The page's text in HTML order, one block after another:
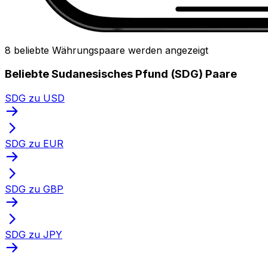
8 beliebte Währungspaare werden angezeigt
Beliebte Sudanesisches Pfund (SDG) Paare
SDG zu USD
SDG zu EUR
SDG zu GBP
SDG zu JPY